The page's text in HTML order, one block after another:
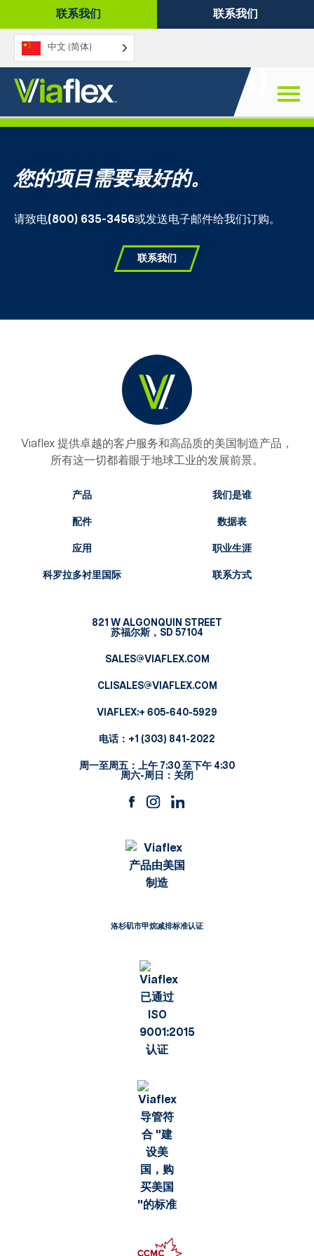
联系我们 联系我们
中文 (简体)
R25B 胶带 (R25B)
您的项目需要最好的。
请致电(800) 635-3456或发送电子邮件给我们订购。
联系我们
Viaflex 提供卓越的客户服务和高品质的美国制造产品，
所有这一切都着眼于地球工业的发展前景。
产品
配件
应用
科罗拉多衬里国际
我们是谁
数据表
职业生涯
联系方式
821 W ALGONQUIN STREET
苏福尔斯，SD 57104
SALES@VIAFLEX.COM
CLISALES@VIAFLEX.COM
VIAFLEX:+ 605-640-5929
电话： +1 (303) 841-2022
周一至周五：上午 7:30 至下午 4:30
周六-周日：关闭
洛杉矶市甲烷减排标准认证